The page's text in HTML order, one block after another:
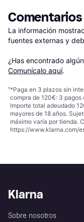
Comentarios
La información
fuentes externas y
¿Has encontrado
Comunícalo aquí.
¹*Paga en 3 plazos sin
compra de 120€: 3 pagos
Importe total adeudado
mayores de 18 años.
máximo varía por tienda.
https://www.klarna.com/
Klarna
Sobre nosotros